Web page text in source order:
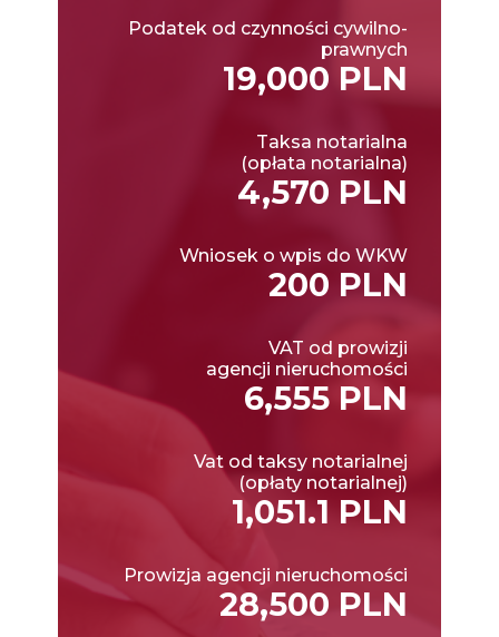
Podatek od czynności cywilno-
prawnych
19,000 PLN
Taksa notarialna
(opłata notarialna)
4,570 PLN
Wniosek o wpis do WKW
200 PLN
VAT od prowizji
agencji nieruchomości
6,555 PLN
Vat od taksy notarialnej
(opłaty notarialnej)
1,051.1 PLN
Prowizja agencji nieruchomości
28,500 PLN